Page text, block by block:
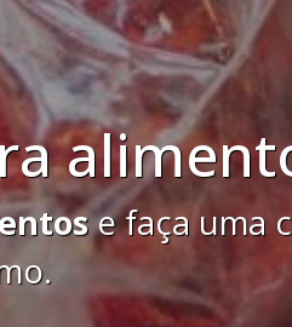
cotação gratuita